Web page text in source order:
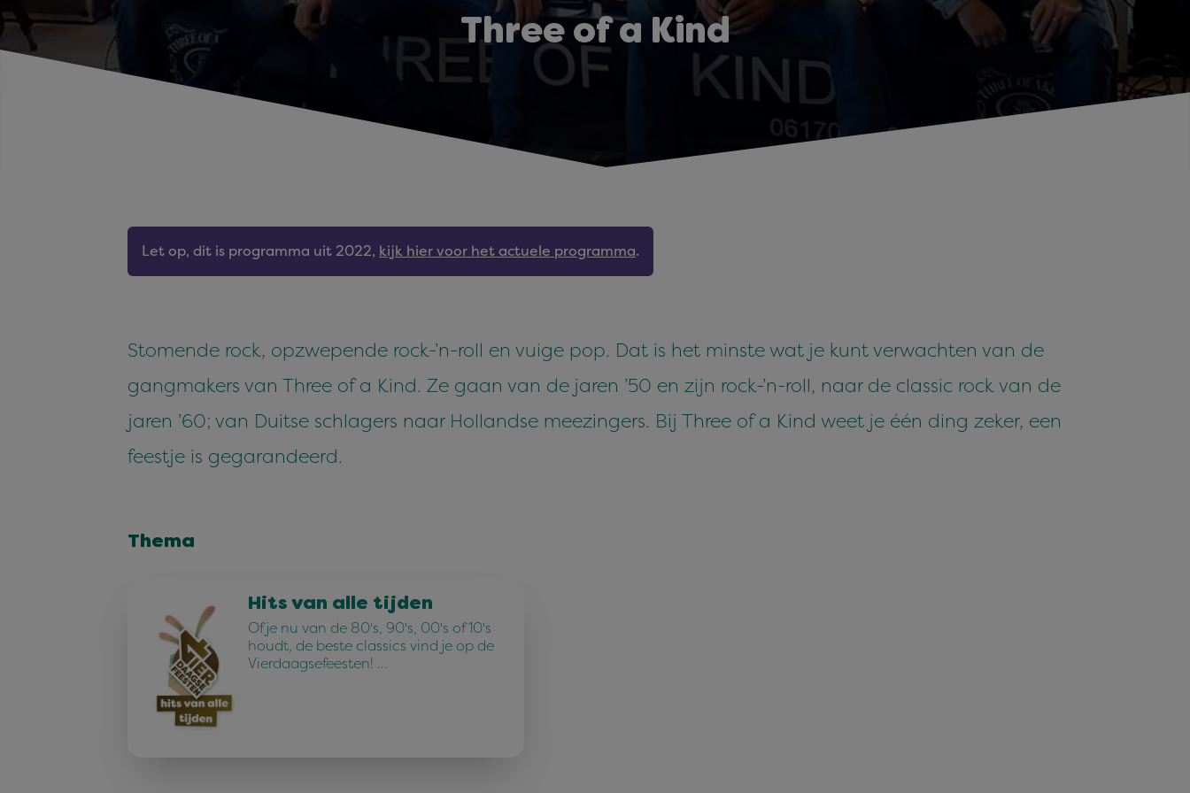
Three of a Kind
Let op, dit is programma uit 2022, kijk hier voor het actuele programma.
Stomende rock, opzwepende rock-’n-roll en vuige pop. Dat is het minste wat je kunt verwachten van de
gangmakers van Three of a Kind. Ze gaan van de jaren ’50 en zijn rock-’n-roll, naar de classic rock van de
jaren ’60; van Duitse schlagers naar Hollandse meezingers. Bij Three of a Kind weet je één ding zeker, een
feestje is gegarandeerd.
Thema
Hits van alle tijden
Of je nu van de 80's, 90's, 00's of 10's
houdt, de beste classics vind je op de
Vierdaagsefeesten! …